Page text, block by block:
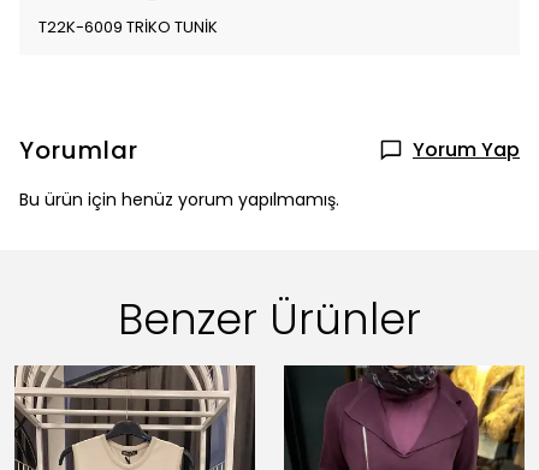
T22K-6009 TRİKO TUNİK
Yorumlar Yorum Yap
Bu ürün için henüz yorum yapılmamış.
Benzer Ürünler